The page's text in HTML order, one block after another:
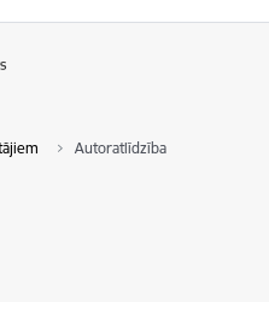
Autoratlīdzība